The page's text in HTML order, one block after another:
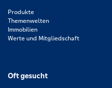
Produkte
Themenwelten
Immobilien
Werte und Mitgliedschaft
Oft gesucht